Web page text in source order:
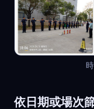
依日期或場次